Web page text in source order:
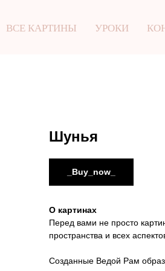
ВСЕ КАРТИНЫ УРОКИ
Шунья
_Buy_now_
О картинах
Перед вами не просто
пространства и всех
Созданные Ведой Рам